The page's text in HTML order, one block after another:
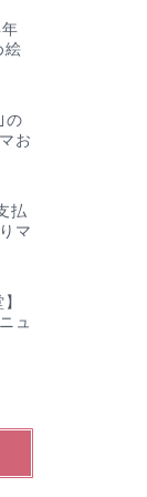
絵
の
お
払
マ
ュ